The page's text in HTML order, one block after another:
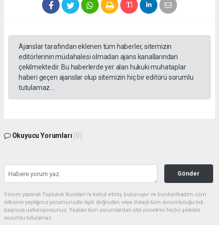
Ajanslar tarafından eklenen tüm haberler, sitemizin
editörlerinin müdahalesi olmadan ajans kanallarından
çekilmektedir. Bu haberlerde yer alan hukuki muhataplar
haberi geçen ajanslar olup sitemizin hiç bir editörü sorumlu
tutulamaz...
Okuyucu Yorumları (0)
Gönder
Yorum yazarak Topluluk Kuralları’nı kabul etmiş bulunuyor ve burdurilkadim.com
sitesine yaptığınız yorumunuzla ilgili doğrudan veya dolaylı tüm sorumluluğu tek
başınıza üstleniyorsunuz. Yazılan tüm yorumlardan site yönetimi hiçbir şekilde
sorumlu tutulamaz.